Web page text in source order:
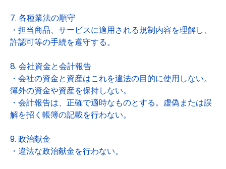
7. 各種業法の順守
・担当商品、サービスに適用される規制内容を理解し、
許認可等の手続を遵守する。
8. 会社資金と会計報告
・会社の資金と資産はこれを違法の目的に使用しない。
簿外の資金や資産を保持しない。
・会計報告は、正確で適時なものとする。虚偽または誤
解を招く帳簿の記載を行わない。
9. 政治献金
・違法な政治献金を行わない。